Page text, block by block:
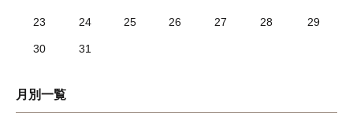
23 24 25 26 27 28 29
30 31
月別一覧